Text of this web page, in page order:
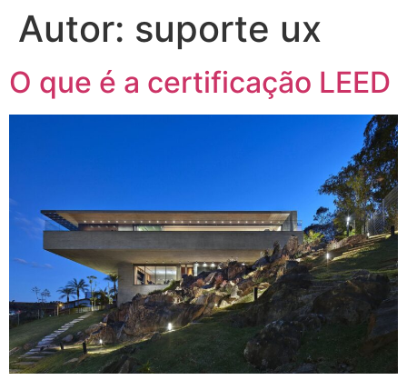
Autor: suporte ux
O que é a certificação LEED